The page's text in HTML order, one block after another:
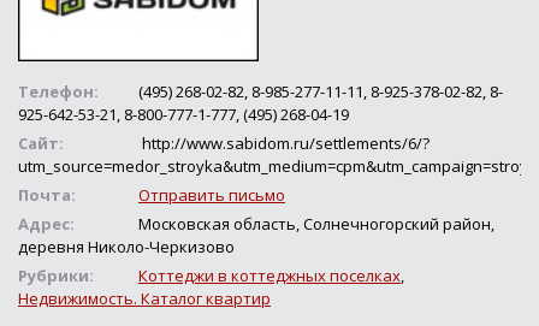
Телефон:
(495) 268-02-82, 8-985-277-11-11, 8-925-378-02-82, 8-
925-642-53-21, 8-800-777-1-777, (495) 268-04-19
Сайт:
http://www.sabidom.ru/settlements/6/?
Почта:
Отправить письмо
Адрес:
Московская область, Солнечногорский район,
деревня Николо-Черкизово
Рубрики:
Коттеджи в коттеджных поселках,
Недвижимость. Каталог квартир